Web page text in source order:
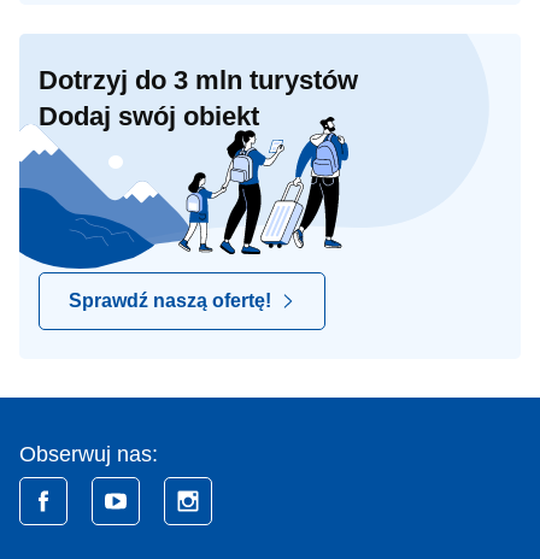
Dotrzyj do 3 mln turystów
Dodaj swój obiekt
Sprawdź naszą ofertę!
Obserwuj nas: